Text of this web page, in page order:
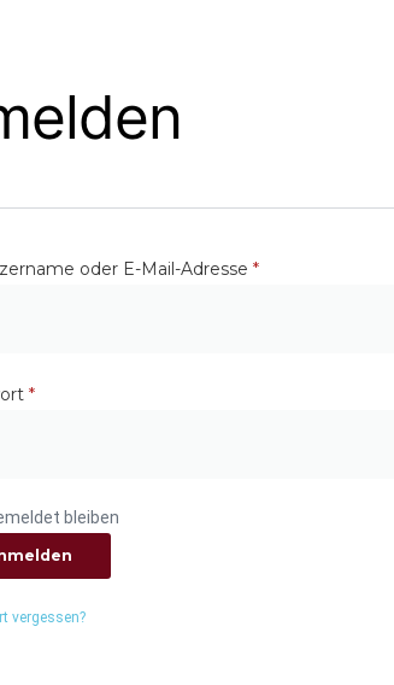
oder E-Mail-Adresse *
*
bleiben
vergessen?